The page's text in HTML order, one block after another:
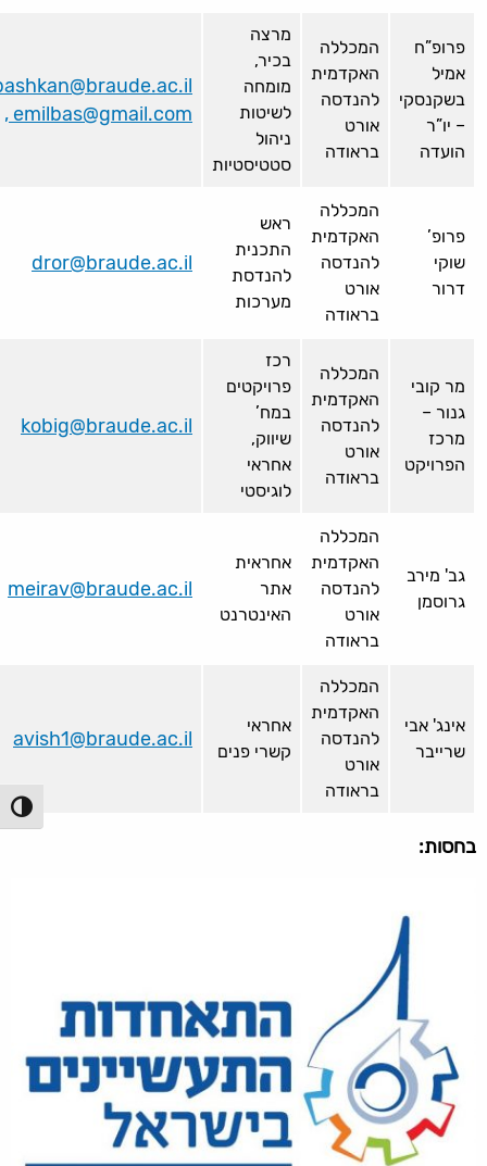
פרופ”ח
אמיל
בשקנסקי
– יו”ר
הועדה
המכללה
האקדמית
להנדסה
אורט
בראודה
מרצה
בכיר,
מומחה
לשיטות
ניהול
סטטיסטיות
, emilbas@gmail.com
פרופ’
שוקי
דרור
המכללה
האקדמית
להנדסה
אורט
בראודה
ראש
התכנית
להנדסת
מערכות
dror@braude.ac.il
מר קובי
גנור –
מרכז
הפרויקט
המכללה
האקדמית
להנדסה
אורט
בראודה
רכז
פרויקטים
במח’
שיווק,
אחראי
לוגיסטי
kobig@braude.ac.il
גב' מירב
גרוסמן
המכללה
האקדמית
להנדסה
אורט
בראודה
אחראית
אתר
האינטרנט
meirav@braude.ac.il
אינג' אבי
שרייבר
המכללה
האקדמית
להנדסה
אורט
בראודה
אחראי
קשרי פנים
avish1@braude.ac.il
בחסות: